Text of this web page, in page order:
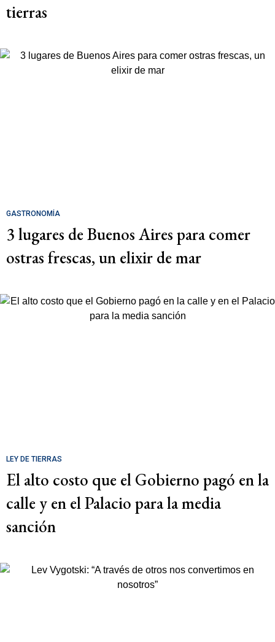
tierras
GASTRONOMÍA
3 lugares de Buenos Aires para comer
ostras frescas, un elixir de mar
LEY DE TIERRAS
El alto costo que el Gobierno pagó en la
calle y en el Palacio para la media
sanción